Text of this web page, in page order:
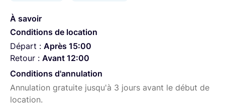
À savoir
Conditions de location
Départ : Après 15:00
Retour : Avant 12:00
Conditions d'annulation
Annulation gratuite jusqu'à 3 jours avant le début de
location.